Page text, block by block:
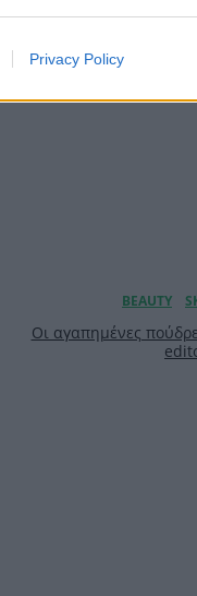
Privacy Policy
Οι αγαπημένες